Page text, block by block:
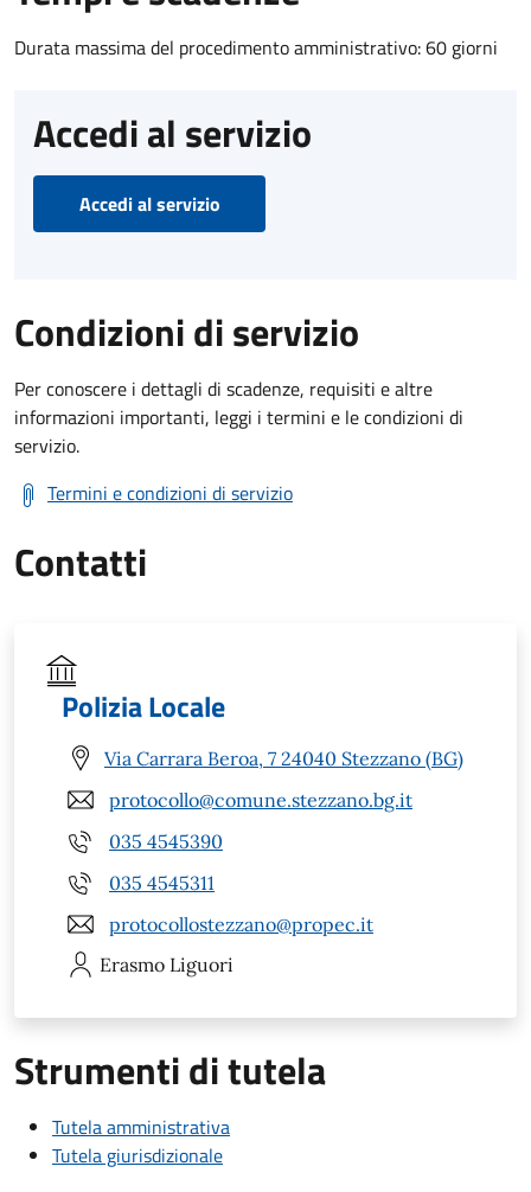
Durata massima del procedimento amministrativo: 60 giorni
Accedi al servizio
Accedi al servizio
Condizioni di servizio
Per conoscere i dettagli di scadenze, requisiti e altre
informazioni importanti, leggi i termini e le condizioni di
servizio.
Termini e condizioni di servizio
Contatti
Polizia Locale
Via Carrara Beroa, 7 24040 Stezzano (BG)
protocollo@comune.stezzano.bg.it
035 4545390
035 4545311
protocollostezzano@propec.it
Erasmo Liguori
Strumenti di tutela
Tutela amministrativa
Tutela giurisdizionale